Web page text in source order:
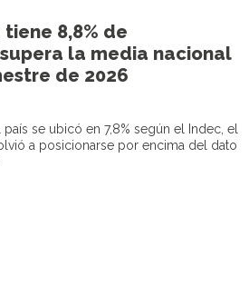
8,8% de
la media nacional
de 2026
se ubicó en 7,8% según el Indec, el
a posicionarse por encima del dato